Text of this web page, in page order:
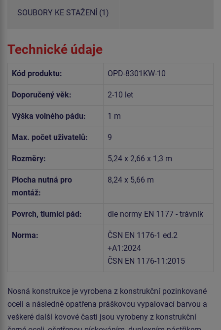
SOUBORY KE STAŽENÍ (1)
Technické údaje
Kód produktu: OPD-8301KW-10
Doporučený věk: 2-10 let
Výška volného pádu: 1 m
Max. počet uživatelů: 9
Rozměry: 5,24 x 2,66 x 1,3 m
Plocha nutná pro
montáž:
8,24 x 5,66 m
Povrch, tlumící pád: dle normy EN 1177 - trávník
Norma:
ČSN EN 1176-1 ed.2
+A1:2024
ČSN EN 1176-11:2015
Nosná konstrukce je vyrobena z konstrukční pozinkované
oceli a následně opatřena práškovou vypalovací barvou a
veškeré další kovové časti jsou vyrobeny z konstrukční